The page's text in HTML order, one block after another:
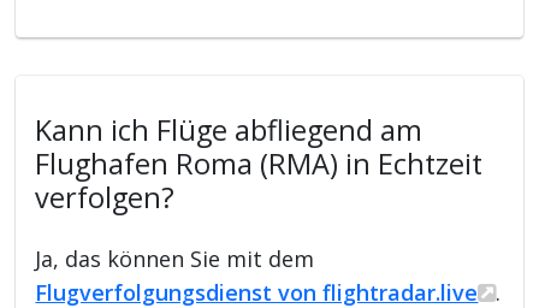
Kann ich Flüge abfliegend am
Flughafen Roma (RMA) in Echtzeit
verfolgen?
Ja, das können Sie mit dem
Flugverfolgungsdienst von flightradar.live
.